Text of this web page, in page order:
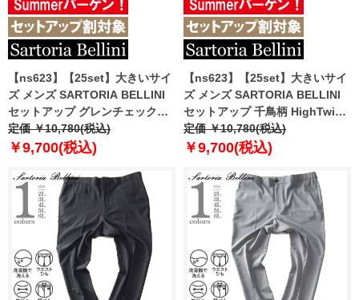
【ns623】【25set】大きいサイ
ズ メンズ SARTORIA BELLINI
セットアップ グレンチェック
HighTwist 清涼 ストレッチ パン
ツ 軽量 ウォッシャブル スマリラ
定価 ￥10,780(税込)
￥9,700(税込)
【ns623】【25set】大きいサイ
ズ メンズ SARTORIA BELLINI
セットアップ 千鳥柄 HighTwist
清涼 ストレッチ パンツ 軽量 ウ
ォッシャブル スマリラ
定価 ￥10,780(税込)
￥9,700(税込)